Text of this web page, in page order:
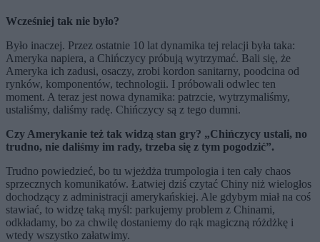
Wcześniej tak nie było?
Było inaczej. Przez ostatnie 10 lat dynamika tej relacji była taka:
Ameryka napiera, a Chińczycy próbują wytrzymać. Bali się, że
Ameryka ich zadusi, osaczy, zrobi kordon sanitarny, poodcina od
rynków, komponentów, technologii. I próbowali odwlec ten
moment. A teraz jest nowa dynamika: patrzcie, wytrzymaliśmy,
ustaliśmy, daliśmy radę. Chińczycy są z tego dumni.
Czy Amerykanie też tak widzą stan gry? „Chińczycy ustali, no
trudno, nie daliśmy im rady, trzeba się z tym pogodzić”.
Trudno powiedzieć, bo tu wjeżdża trumpologia i ten cały chaos
sprzecznych komunikatów. Łatwiej dziś czytać Chiny niż wielogłos
dochodzący z administracji amerykańskiej. Ale gdybym miał na coś
stawiać, to widzę taką myśl: parkujemy problem z Chinami,
odkładamy, bo za chwilę dostaniemy do rąk magiczną różdżkę i
wtedy wszystko załatwimy.